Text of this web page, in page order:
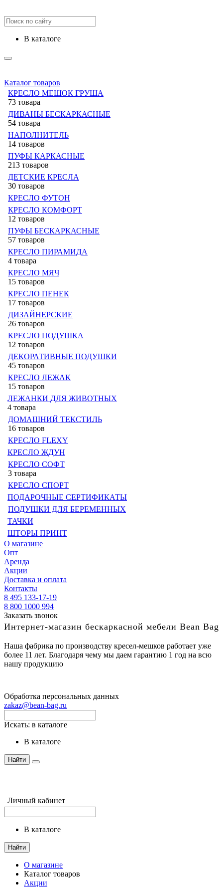
в каталоге
Каталог товаров
КРЕСЛО МЕШОК ГРУША
73 товара
ДИВАНЫ БЕСКАРКАСНЫЕ
54 товара
НАПОЛНИТЕЛЬ
14 товаров
ПУФЫ КАРКАСНЫЕ
213 товаров
ДЕТСКИЕ КРЕСЛА
30 товаров
КРЕСЛО ФУТОН
КРЕСЛО КОМФОРТ
12 товаров
ПУФЫ БЕСКАРКАСНЫЕ
57 товаров
КРЕСЛО ПИРАМИДА
4 товара
КРЕСЛО МЯЧ
15 товаров
КРЕСЛО ПЕНЕК
17 товаров
ДИЗАЙНЕРСКИЕ
26 товаров
КРЕСЛО ПОДУШКА
12 товаров
ДЕКОРАТИВНЫЕ ПОДУШКИ
45 товаров
КРЕСЛО ЛЕЖАК
15 товаров
ЛЕЖАНКИ ДЛЯ ЖИВОТНЫХ
4 товара
ДОМАШНИЙ ТЕКСТИЛЬ
16 товаров
КРЕСЛО FLEXY
КРЕСЛО ЖДУН
КРЕСЛО СОФТ
3 товара
КРЕСЛО СПОРТ
ПОДАРОЧНЫЕ СЕРТИФИКАТЫ
ПОДУШКИ ДЛЯ БЕРЕМЕННЫХ
ТАЧКИ
ШТОРЫ ПРИНТ
О магазине
Опт
Аренда
Акции
Доставка и оплата
Контакты
8 495 133-17-19
8 800 1000 994
Заказать звонок
Интернет-магазин бескаркасной мебели Bean Bag
Наша фабрика по производству кресел-мешков работает уже
более 11 лет. Благодаря чему мы даем гарантию 1 год на всю
нашу продукцию
Обработка персональных данных
zakaz@bean-bag.ru
Искать: в каталоге
в каталоге
Найти
Личный кабинет
в каталоге
Найти
О магазине
Каталог товаров
Акции